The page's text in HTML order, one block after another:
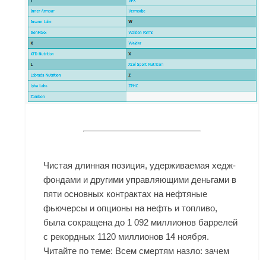
Чистая длинная позиция, удерживаемая хедж-
фондами и другими управляющими деньгами в
пяти основных контрактах на нефтяные
фьючерсы и опционы на нефть и топливо,
была сокращена до 1 092 миллионов баррелей
с рекордных 1120 миллионов 14 ноября.
Читайте по теме: Всем смертям назло: зачем